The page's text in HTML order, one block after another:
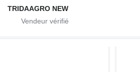
TRIDAAGRO NEW